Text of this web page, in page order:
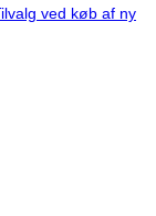
ved køb af ny